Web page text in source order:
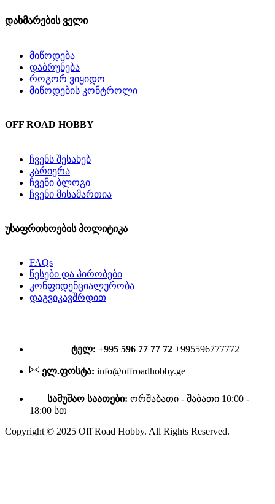
დახმარების ველი
მიწოდება
დაბრუნება
როგორ ვიყიდო
მიწოდების კონტროლი
OFF ROAD HOBBY
ჩვენს შესახებ
კარიერა
ჩვენი ბლოგი
ჩვენი მისამართია
უსაფრთხოების პოლიტიკა
FAQs
წესები და პირობები
კონფიდენციალურობა
დაგვიკავშრდით
ტელ: +995 596 77 77 72 +995596777772
ელ.ფოსტა: info@offroadhobby.ge
სამუშაო საათები: ორშაბათი - შაბათი 10:00 -
18:00 სთ
Copyright © 2025 Off Road Hobby. All Rights Reserved.